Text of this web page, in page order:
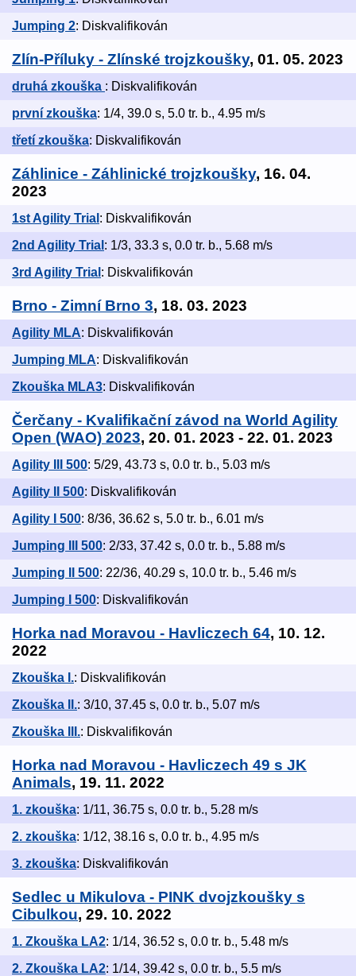
Jumping 2: Diskvalifikován
Zlín-Příluky - Zlínské trojzkoušky, 01. 05. 2023
druhá zkouška : Diskvalifikován
první zkouška: 1/4, 39.0 s, 5.0 tr. b., 4.95 m/s
třetí zkouška: Diskvalifikován
Záhlinice - Záhlinické trojzkoušky, 16. 04.
2023
1st Agility Trial : Diskvalifikován
2nd Agility Trial : 1/3, 33.3 s, 0.0 tr. b., 5.68 m/s
3rd Agility Trial : Diskvalifikován
Brno - Zimní Brno 3, 18. 03. 2023
Agility MLA: Diskvalifikován
Jumping MLA: Diskvalifikován
Zkouška MLA3: Diskvalifikován
Čerčany - Kvalifikační závod na World Agility
Open (WAO) 2023, 20. 01. 2023 - 22. 01. 2023
Agility III 500: 5/29, 43.73 s, 0.0 tr. b., 5.03 m/s
Agility II 500: Diskvalifikován
Agility I 500: 8/36, 36.62 s, 5.0 tr. b., 6.01 m/s
Jumping III 500: 2/33, 37.42 s, 0.0 tr. b., 5.88 m/s
Jumping II 500: 22/36, 40.29 s, 10.0 tr. b., 5.46 m/s
Jumping I 500: Diskvalifikován
Horka nad Moravou - Havliczech 64, 10. 12.
2022
Zkouška I.: Diskvalifikován
Zkouška II.: 3/10, 37.45 s, 0.0 tr. b., 5.07 m/s
Zkouška III.: Diskvalifikován
Horka nad Moravou - Havliczech 49 s JK
Animals, 19. 11. 2022
1. zkouška: 1/11, 36.75 s, 0.0 tr. b., 5.28 m/s
2. zkouška: 1/12, 38.16 s, 0.0 tr. b., 4.95 m/s
3. zkouška: Diskvalifikován
Sedlec u Mikulova - PINK dvojzkoušky s
Cibulkou, 29. 10. 2022
1. Zkouška LA2: 1/14, 36.52 s, 0.0 tr. b., 5.48 m/s
2. Zkouška LA2: 1/14, 39.42 s, 0.0 tr. b., 5.5 m/s